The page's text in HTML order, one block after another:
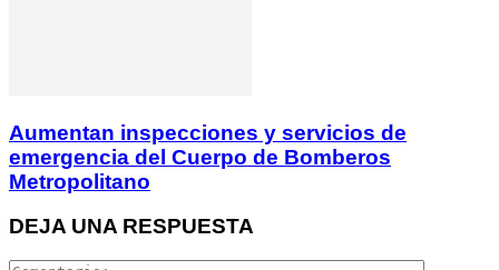
Aumentan inspecciones y servicios de
emergencia del Cuerpo de Bomberos
Metropolitano
DEJA UNA RESPUESTA